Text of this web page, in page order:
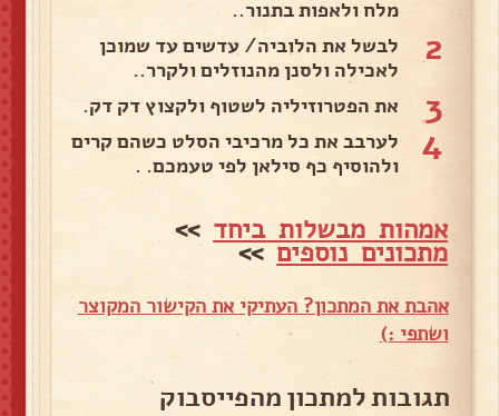
מלח ולאפות בתנור..
2
לבשל את הלוביה/ עדשים עד שמוכן
לאכילה ולסנן מהנוזלים ולקרר..
3 את הפטרוזיליה לשטוף ולקצוץ דק דק.
4
לערבב את כל מרכיבי הסלט כשהם קרים
ולהוסיף כף סילאן לפי טעמכם. .
אמהות מבשלות ביחד >>
מתכונים נוספים>>
אהבת את המתכון? העתיקי את הקישור המקוצר
ושתפי :)
תגובות למתכון מהפייסבוק